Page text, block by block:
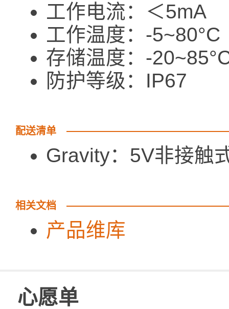
工作电流：＜5mA
工作温度：-5~80°C
存储温度：-
防护等级：IP67
配送清单
Gravity：5V非
相关文档
产品维库
心愿单